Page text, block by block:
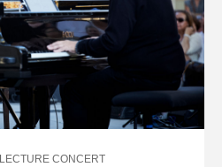
LECTURE CONCERT